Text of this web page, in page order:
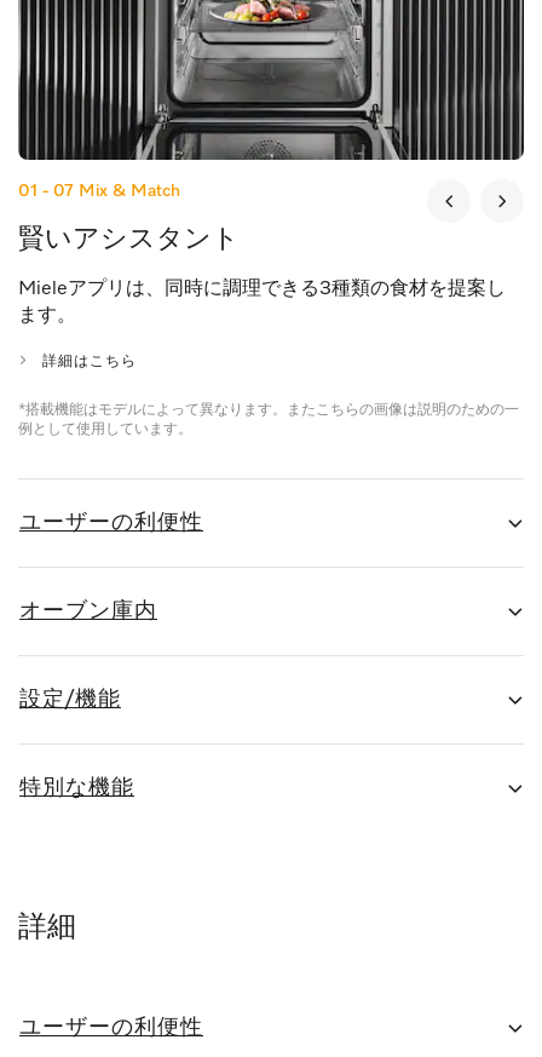
01 - 07 Mix & Match
賢いアシスタント
Mieleアプリは、同時に調理できる3種類の食材を提案し
ます。
詳細はこちら
*搭載機能はモデルによって異なります。またこちらの画像は説明のための一
例として使用しています。
ユーザーの利便性
オーブン庫内
設定/機能
特別な機能
詳細
ユーザーの利便性